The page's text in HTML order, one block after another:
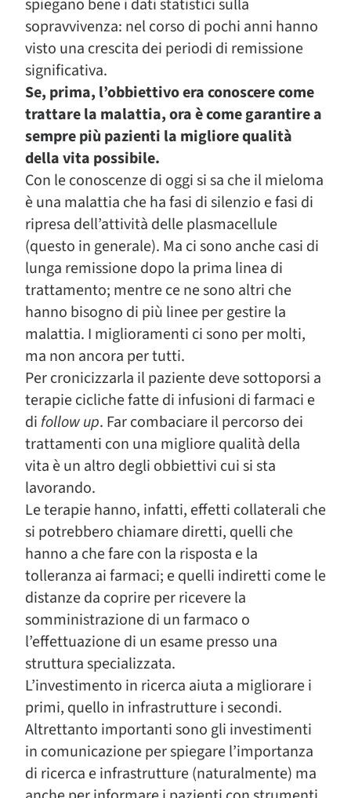
spiegano bene i dati statistici sulla
sopravvivenza: nel corso di pochi anni hanno
visto una crescita dei periodi di remissione
significativa.
Se, prima, l’obbiettivo era conoscere come
trattare la malattia, ora è come garantire a
sempre più pazienti la migliore qualità
della vita possibile.
Con le conoscenze di oggi si sa che il mieloma
è una malattia che ha fasi di silenzio e fasi di
ripresa dell’attività delle plasmacellule
(questo in generale). Ma ci sono anche casi di
lunga remissione dopo la prima linea di
trattamento; mentre ce ne sono altri che
hanno bisogno di più linee per gestire la
malattia. I miglioramenti ci sono per molti,
ma non ancora per tutti.
Per cronicizzarla il paziente deve sottoporsi a
terapie cicliche fatte di infusioni di farmaci e
di follow up. Far combaciare il percorso dei
trattamenti con una migliore qualità della
vita è un altro degli obbiettivi cui si sta
lavorando.
Le terapie hanno, infatti, effetti collaterali che
si potrebbero chiamare diretti, quelli che
hanno a che fare con la risposta e la
tolleranza ai farmaci; e quelli indiretti come le
distanze da coprire per ricevere la
somministrazione di un farmaco o
l’effettuazione di un esame presso una
struttura specializzata.
L’investimento in ricerca aiuta a migliorare i
primi, quello in infrastrutture i secondi.
Altrettanto importanti sono gli investimenti
in comunicazione per spiegare l’importanza
di ricerca e infrastrutture (naturalmente) ma